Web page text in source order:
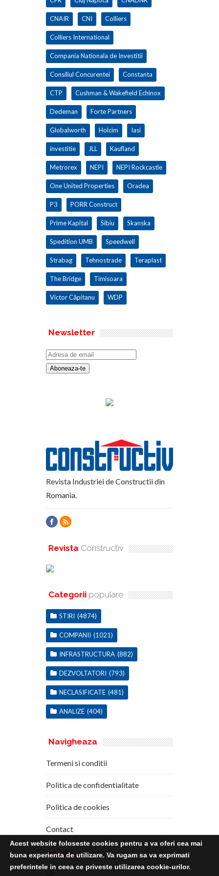
CNAIR CNI Colliers
Colliers International
Compania Nationala de Investitii
Consiliul Concurentei Constanta
CTP Cushman & Wakefield Echinox
Dedeman Forte Partners
Globalworth Holcim Iasi
investitie JLL Kaufland
Metrorex NEPI NEPI Rockcastle
One United Properties Oradea
P3 PORR Construct
Prime Kapital Sibiu Skanska
Spedition UMB Speedwell
Strabag Tehnostrade Teraplast
The Bridge Timisoara
Victor Căpitanu WDP
Newsletter
Revista Industriei de Constructii din
Romania.
Revista Constructiv
Categorii populare
STIRI (4874)
COMPANII (1021)
INFRASTRUCTURA (882)
DEZVOLTATORI (793)
NECLASIFICATE (481)
ANALIZE (404)
Navigheaza
Termeni si conditii
Politica de confidentialitate
Politica de cookies
Contact
Media Kit
Acest website foloseste cookies pentru a va oferi cea mai
buna experienta de utilizare. Va rugam sa va exprimati
preferintele in ceea ce priveste utilizarea cookie-urilor.